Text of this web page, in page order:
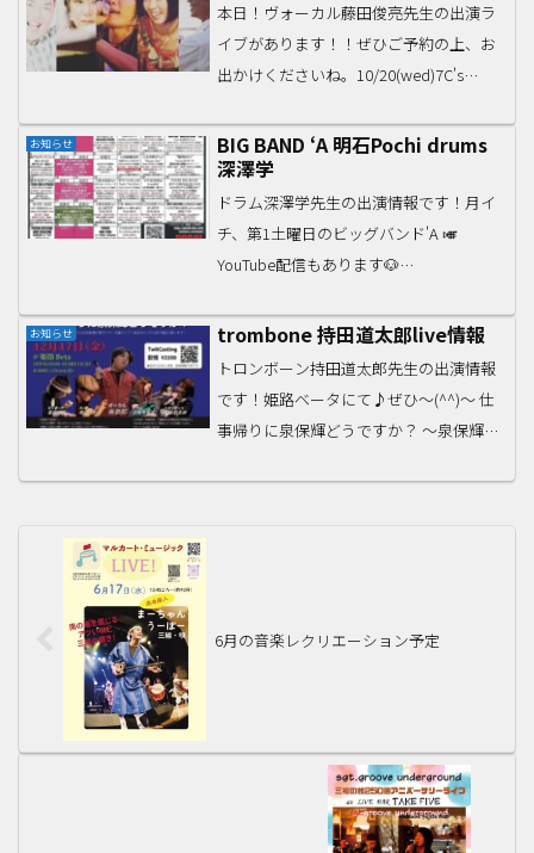
本日！ヴォーカル藤田俊亮先生の出演ラ
イブがあります！！ぜひご予約の上、お
出かけくださいね。10/20(wed)7C's
メイク大阪市浪速区芦原1-2-606-6562-...
お知らせ
BIG BAND ‘A 明石Pochi drums
深澤学
ドラム深澤学先生の出演情報です！月イ
チ、第1土曜日のビッグバンド'A 🎺
YouTube配信もあります🐶
18：30オープン19：00/20：00の2回ステ
ージ。酒類の販売は20：3021：...
お知らせ trombone 持田道太郎live情報
トロンボーン持田道太郎先生の出演情報
です！姫路ベータにて♪ぜひ〜(^^)〜 仕
事帰りに泉保輝どうですか？ 〜泉保輝
6月の音楽レクリエーション予定